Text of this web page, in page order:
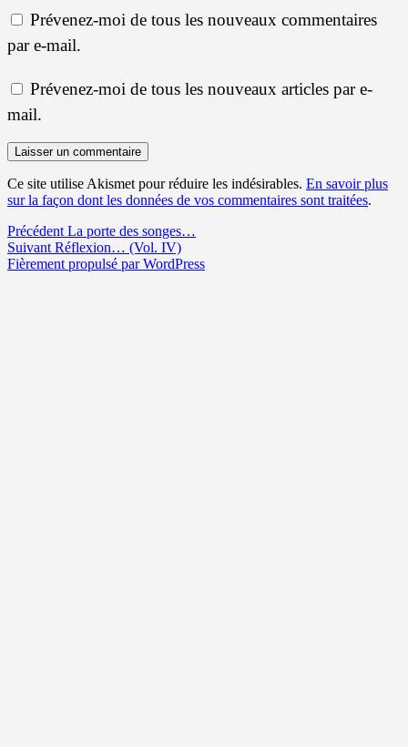
Prévenez-moi de tous les nouveaux commentaires
par e-mail.
Prévenez-moi de tous les nouveaux articles par e-
mail.
Ce site utilise Akismet pour réduire les indésirables. En savoir plus
sur la façon dont les données de vos commentaires sont traitées.
Navigation
de
Précédent Article
précédent :
La porte des songes…
Suivant Article
suivant :
Réflexion… (Vol. IV)
Fièrement propulsé par WordPress